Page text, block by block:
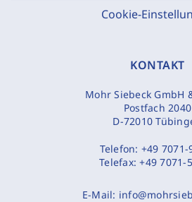
Cookie-
KONTAKT
Mohr Siebeck GmbH
Postfach 2040
D-72010
Telefon: +49 7071-
Telefax:+49 7071-
E-Mail: